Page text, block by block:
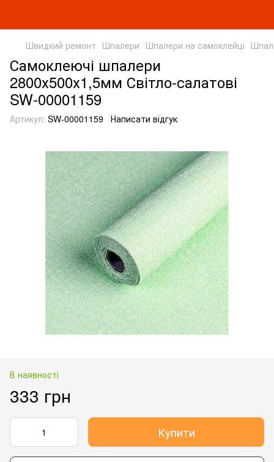
Швидкий ремонт Шпалери Шпалери на самоклейці
Самоклеючі шпалери
2800х500х1,5мм Світло-салатові
SW-00001159
Артикул: SW-00001159 Написати відгук
В наявності
333 грн
Купити